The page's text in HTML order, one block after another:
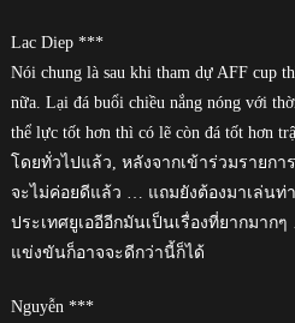
Lac Diep ***
Nói chung là sau khi tham dự AFF cup
nữa. Lại đá buổi chiều nắng nóng với
thể lực tốt hơn thì có lẽ còn đá tốt hơn
โดยทั่วไปแล้ว, หลังจากเข้าร่วมรายกา
จะไม่ค่อยดีแล้ว … แถมยังต้องมาเล่นท่
ประเทศยูเออีอีกมันเป็นเรื่องที่ยากมา
แข่งขันก็อาจจะดีกว่านี้ก็ได้
Nguyễn ***